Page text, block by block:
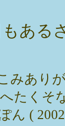
ある
みあり
たくそ
ん (